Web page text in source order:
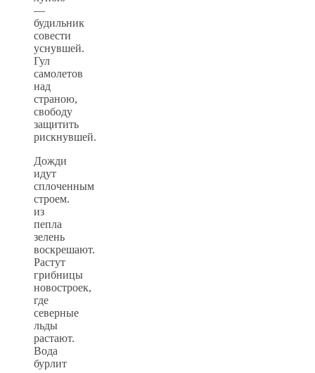
—
будильник
совести
уснувшей.
Гул
самолетов
над
страною,
свободу
защитить
рискнувшей.
Дожди
идут
сплоченным
строем.
из
пепла
зелень
воскрешают.
Растут
грибницы
новостроек,
где
северные
льды
растают.
Вода
бурлит